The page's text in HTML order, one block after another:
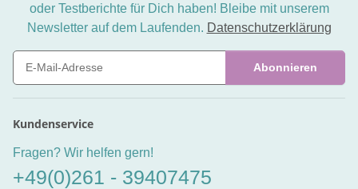
oder Testberichte für Dich haben! Bleibe mit unserem
Newsletter auf dem Laufenden. Datenschutzerklärung
Abonnieren
Kundenservice
Fragen? Wir helfen gern!
+49(0)261 - 39407475